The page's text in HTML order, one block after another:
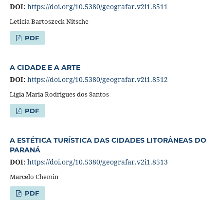
DOI: https://doi.org/10.5380/geografar.v2i1.8511
Leticia Bartoszeck Nitsche
PDF
A CIDADE E A ARTE
DOI: https://doi.org/10.5380/geografar.v2i1.8512
Lígia Maria Rodrigues dos Santos
PDF
A ESTÉTICA TURÍSTICA DAS CIDADES LITORÂNEAS DO
PARANÁ
DOI: https://doi.org/10.5380/geografar.v2i1.8513
Marcelo Chemin
PDF